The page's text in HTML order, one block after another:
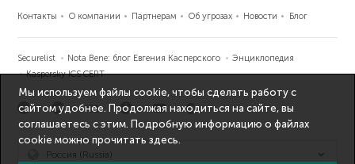
Контакты О компании Партнерам Об угрозах Новости Блог
Securelist Nota Bene: блог Евгения Касперского
Энциклопедия
Kaspersky ICS CERT
Россия (Russia)
Мы используем файлы cookie, чтобы сделать работу с
сайтом удобнее. Продолжая находиться на сайте, вы
соглашаетесь с этим. Подробную информацию о файлах
cookie можно прочитатьздесь.